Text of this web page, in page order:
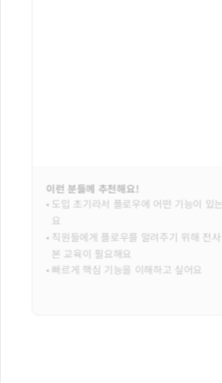
이런 분들께 추천해요!
• 도입 초기라서 플로우에 어떤 기능이 있
요
• 직원들에게 플로우를 알려주기 위해 전사
본 교육이 필요해요
• 빠르게 핵심 기능을 이해하고 싶어요